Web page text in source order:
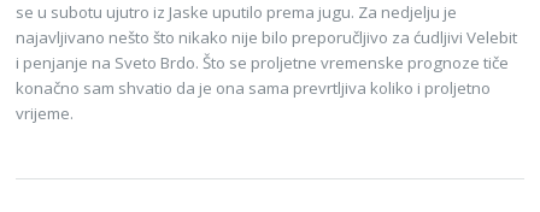
se u subotu ujutro iz Jaske uputilo prema jugu. Za nedjelju je
najavljivano nešto što nikako nije bilo preporučljivo za ćudljivi Velebit
i penjanje na Sveto Brdo. Što se proljetne vremenske prognoze tiče
konačno sam shvatio da je ona sama prevrtljiva koliko i proljetno
vrijeme.